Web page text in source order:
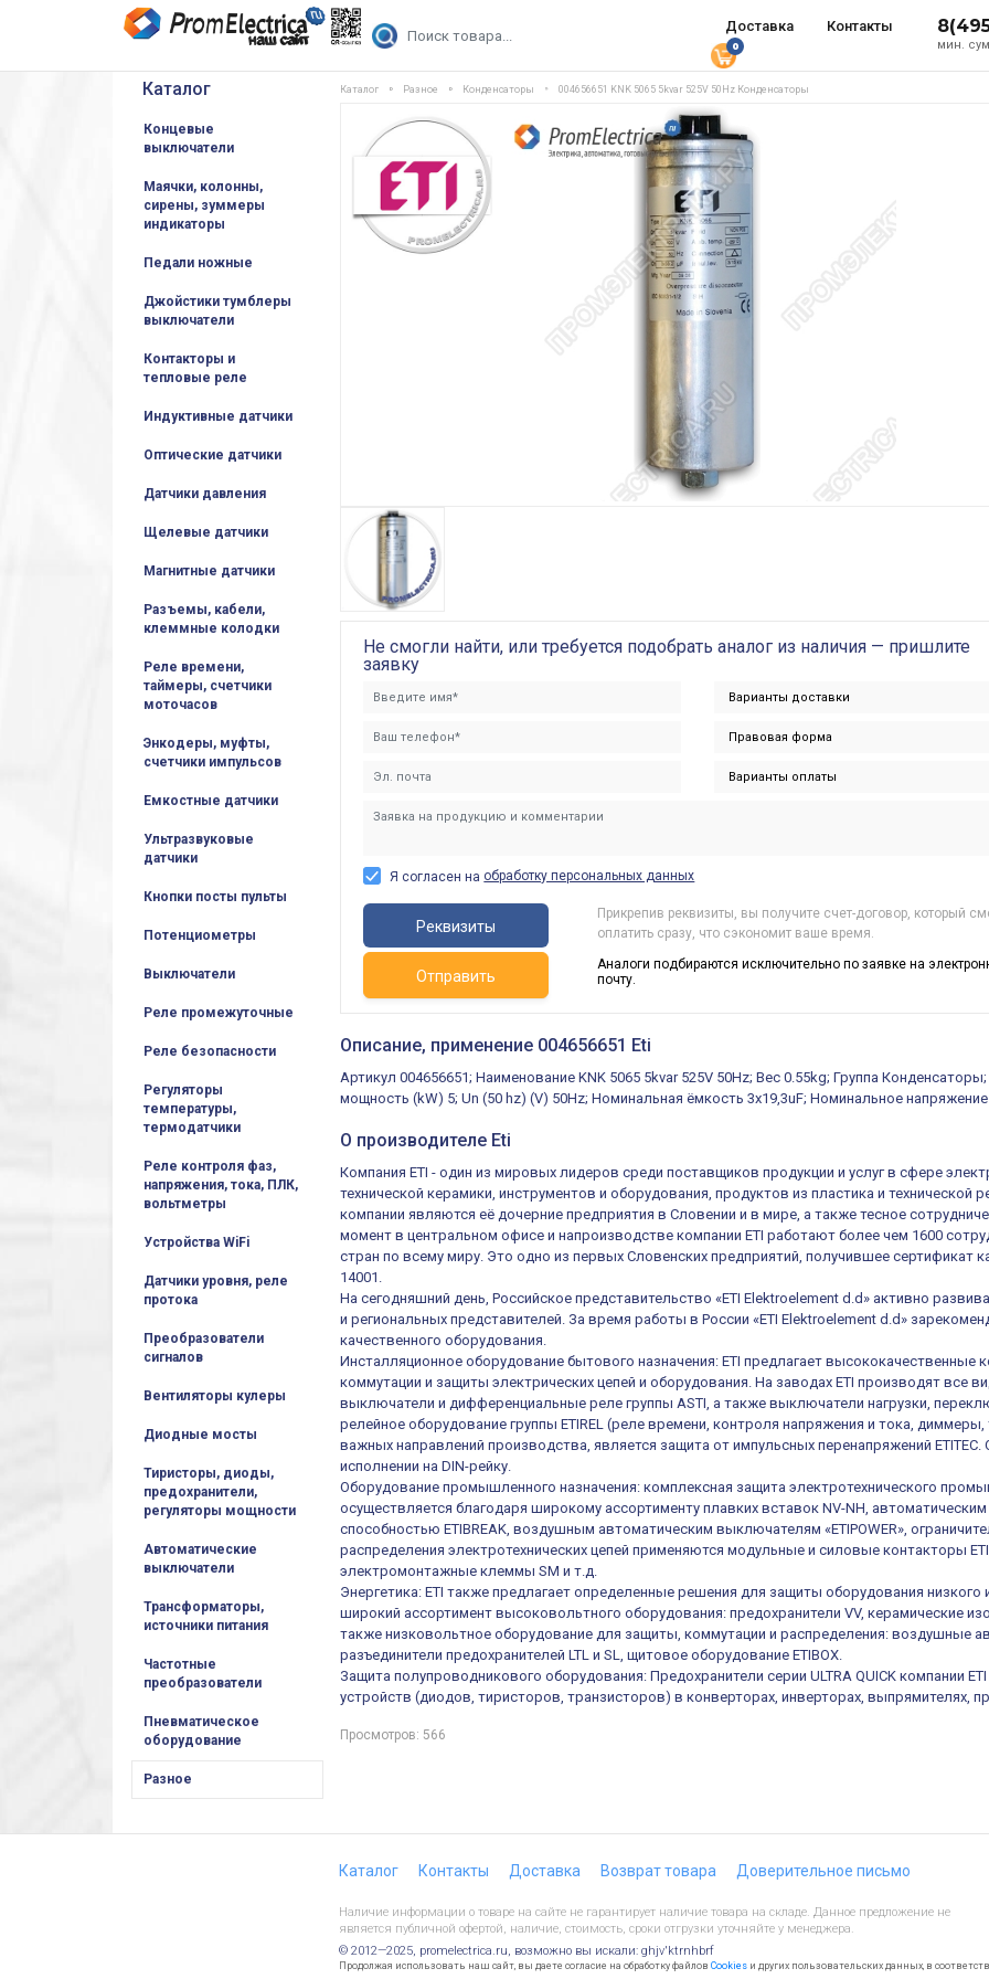
Доставка Контакты
мин.
0
Каталог
Концевые
выключатели
Маячки, колонны,
сирены, зуммеры
индикаторы
Педали ножные
Джойстики тумблеры
выключатели
Контакторы и
тепловые реле
Индуктивные датчики
Оптические датчики
Датчики давления
Щелевые датчики
Магнитные датчики
Разъемы, кабели,
клеммные колодки
Реле времени,
таймеры, счетчики
моточасов
Энкодеры, муфты,
счетчики импульсов
Емкостные датчики
Ультразвуковые
датчики
Кнопки посты пульты
Потенциометры
Выключатели
Реле промежуточные
Реле безопасности
Регуляторы
температуры,
термодатчики
Реле контроля фаз,
напряжения, тока, ПЛК,
вольтметры
Устройства WiFi
Датчики уровня, реле
протока
Преобразователи
сигналов
Вентиляторы кулеры
Диодные мосты
Тиристоры, диоды,
предохранители,
регуляторы мощности
Автоматические
выключатели
Трансформаторы,
источники питания
Частотные
преобразователи
Пневматическое
оборудование
Разное
Каталог Разное Конденсаторы 004656651 KNK 5065 5kvar 525V 50Hz Конденсаторы
Не смогли найти, или требуется подобрать аналог из наличия — пришлите
заявку
Я согласен на обработку персональных данных
Реквизиты
Прикрепив реквизиты, вы получите счет-договор, который
оплатить сразу, что сэкономит ваше время.
Отправить
Аналоги подбираются исключительно по заявке на
почту.
Описание, применение 004656651 Eti
Артикул 004656651; Наименование KNK 5065 5kvar 525V 50Hz; Вес 0.55kg; Группа
мощность (kW) 5; Un (50 hz) (V) 50Hz; Номинальная ёмкость 3x19,3uF; Номинальное напряжение
О производителе Eti
Компания ETI - один из мировых лидеров среди поставщиков продукции и услуг в сфере
технической керамики, инструментов и оборудования, продуктов из пластика и
компании являются её дочерние предприятия в Словении и в мире, а также тесное
момент в центральном офисе и напроизводстве компании ETI работают более чем 1600
стран по всему миру. Это одно из первых Словенских предприятий, получившее сертификат
14001.
На сегодняшний день, Российское представительство «ETI Elektroelement d.d» активно
и региональных представителей. За время работы в России «ETI Elektroelement d.d»
качественного оборудования.
Инсталляционное оборудование бытового назначения: ETI предлагает высококачественные
коммутации и защиты электрических цепей и оборудования. На заводах ETI производят все
выключатели и дифференциальные реле группы ASTI, а также выключатели нагрузки,
релейное оборудование группы ETIREL (реле времени, контроля напряжения и тока,
важных направлений производства, является защита от импульсных перенапряжений
исполнении на DIN-рейку.
Оборудование промышленного назначения: комплексная защита электротехнического
осуществляется благодаря широкому ассортименту плавких вставок NV-NH,
способностью ETIBREAK, воздушным автоматическим выключателям «ETIPOWER»,
распределения электротехнических цепей применяются модульные и силовые контакторы
электромонтажные клеммы SM и т.д.
Энергетика: ETI также предлагает определенные решения для защиты оборудования
широкий ассортимент высоковольтного оборудования: предохранители VV, керамические
также низковольтное оборудование для защиты, коммутации и распределения: воздушные
разъединители предохранителей LTL и SL, щитовое оборудование ETIBOX.
Защита полупроводникового оборудования: Предохранители серии ULTRA QUICK компании
устройств (диодов, тиристоров, транзисторов) в конверторах, инверторах, выпрямителях,
Просмотров: 566
Каталог Контакты Доставка Возврат товара Доверительное письмо
Наличие информации о товаре на сайте не гарантирует наличие товара на складе. Данное предложение не
является публичной офертой, наличие, стоимость, сроки отгрузки уточняйте у менеджера.
© 2012—2025, promelectrica.ru, возможно вы искали: ghjv'ktrnhbrf
Продолжая использовать наш сайт, вы даете согласие на обработку файлов Cookies и других пользовательских данных, в